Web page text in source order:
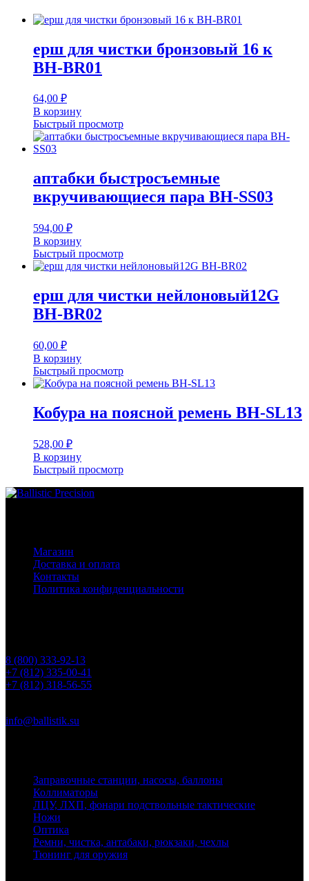
ерш для чистки бронзовый 16 к
BH-BR01
64,00 ₽
В корзину
Быстрый просмотр
аптабки быстросъемные
вкручивающиеся пара BH-SS03
594,00 ₽
В корзину
Быстрый просмотр
ерш для чистки нейлоновый12G
BH-BR02
60,00 ₽
В корзину
Быстрый просмотр
Кобура на поясной ремень BH-SL13
528,00 ₽
В корзину
Быстрый просмотр
Магазин
Доставка и оплата
Контакты
Политика конфиденциальности
8 (800) 333-92-13
+7 (812) 335-00-41
+7 (812) 318-56-55
info@ballistik.su
Заправочные станции, насосы, баллоны
Коллиматоры
ЛЦУ, ЛХП, фонари подствольные тактические
Ножи
Оптика
Ремни, чистка, антабаки, рюкзаки, чехлы
Тюнинг для оружия